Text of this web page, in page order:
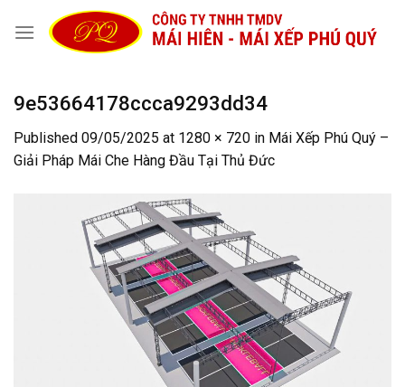
9e53664178ccca9293dd34
Published 09/05/2025 at 1280 × 720 in Mái Xếp Phú Quý –
Giải Pháp Mái Che Hàng Đầu Tại Thủ Đức